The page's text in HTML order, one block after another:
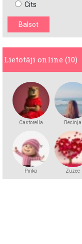
Cits
Lietotāji online (10)
Castorella Becinja
Pinko Zuzee